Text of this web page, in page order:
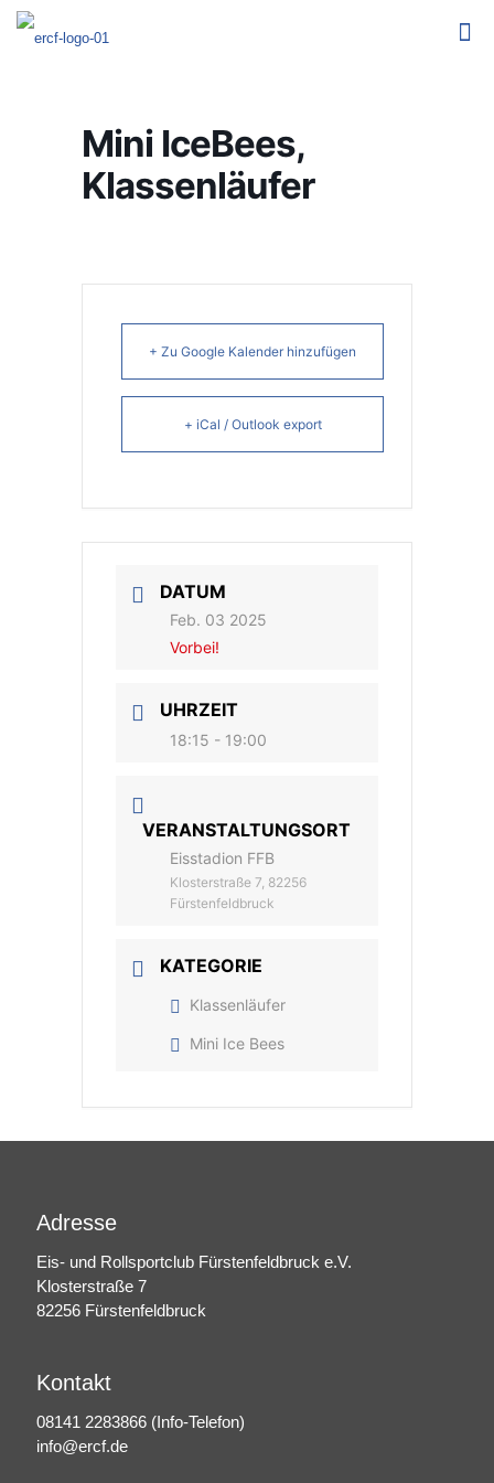
Mini IceBees,
Klassenläufer
+ Zu Google Kalender hinzufügen
+ iCal / Outlook export
DATUM
Feb. 03 2025
Vorbei!
UHRZEIT
18:15 - 19:00
VERANSTALTUNGSORT
Eisstadion FFB
Klosterstraße 7, 82256
Fürstenfeldbruck
KATEGORIE
Klassenläufer
Mini Ice Bees
Adresse
Eis- und Rollsportclub Fürstenfeldbruck e.V.
Klosterstraße 7
82256 Fürstenfeldbruck
Kontakt
08141 2283866 (Info-Telefon)
info@ercf.de